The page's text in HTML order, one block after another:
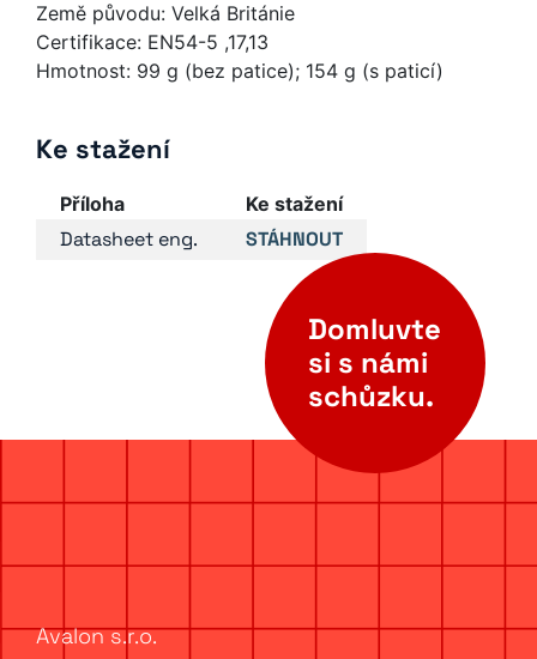
Země původu: Velká Británie
Certifikace: EN54-5 ,17,13
Hmotnost: 99 g (bez patice); 154 g (s paticí)
Ke stažení
Příloha Ke stažení
Datasheet eng. STÁHNOUT
Avalon s.r.o.
Domluvte
si s námi
schůzku.